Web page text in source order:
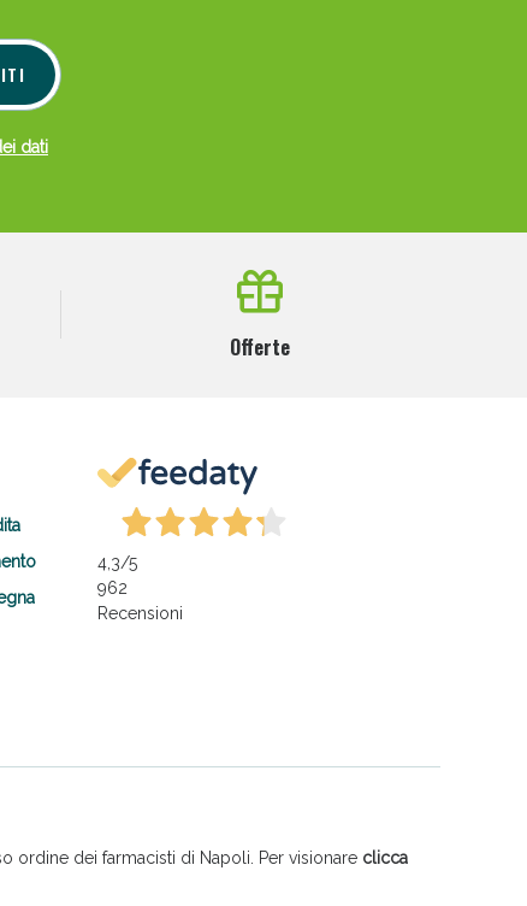
dati
Offerte
4,3/5
962
Recensioni
ordine dei farmacisti di Napoli. Per visionare clicca